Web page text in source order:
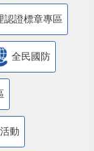
認證標章專區
全民國防
動